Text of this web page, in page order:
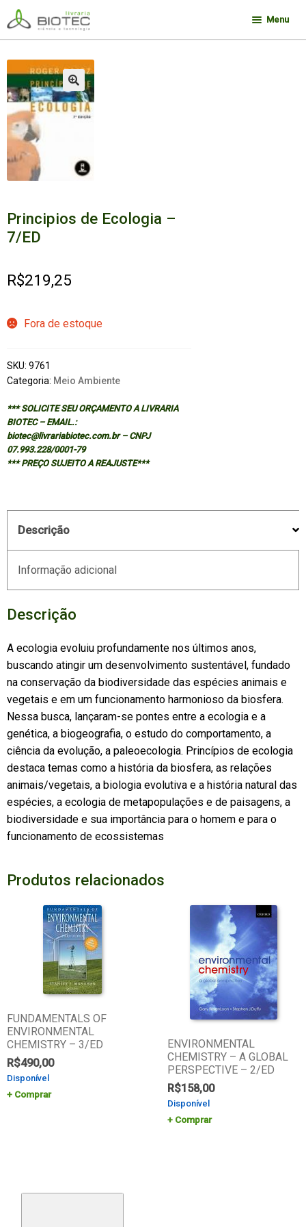
Pular
para
navegação
Pular
para
o
conteúdo
Menu
🔍
Principios de Ecologia –
7/ED
R$219,25
Fora de estoque
SKU: 9761
Categoria: Meio Ambiente
*** SOLICITE SEU ORÇAMENTO A LIVRARIA
BIOTEC – EMAIL.:
biotec@livrariabiotec.com.br – CNPJ
07.993.228/0001-79
*** PREÇO SUJEITO A REAJUSTE***
Descrição
Informação adicional
Descrição
A ecologia evoluiu profundamente nos últimos anos,
buscando atingir um desenvolvimento sustentável, fundado
na conservação da biodiversidade das espécies animais e
vegetais e em um funcionamento harmonioso da biosfera.
Nessa busca, lançaram-se pontes entre a ecologia e a
genética, a biogeografia, o estudo do comportamento, a
ciência da evolução, a paleoecologia. Princípios de ecologia
destaca temas como a história da biosfera, as relações
animais/vegetais, a biologia evolutiva e a história natural das
espécies, a ecologia de metapopulações e de paisagens, a
biodiversidade e sua importância para o homem e para o
funcionamento de ecossistemas
Produtos relacionados
FUNDAMENTALS OF
ENVIRONMENTAL
CHEMISTRY – 3/ED
R$490,00
Disponível
Comprar
ENVIRONMENTAL
CHEMISTRY – A GLOBAL
PERSPECTIVE – 2/ED
R$158,00
Disponível
Comprar